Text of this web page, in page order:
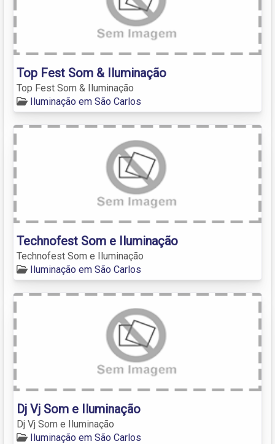
Top Fest Som & Iluminação
Top Fest Som & Iluminação
Iluminação em São Carlos
Technofest Som e Iluminação
Technofest Som e Iluminação
Iluminação em São Carlos
Dj Vj Som e Iluminação
Dj Vj Som e Iluminação
Iluminação em São Carlos